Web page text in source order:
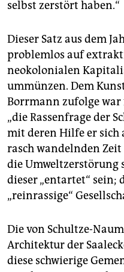
selbst zerstört haben.“
Dieser Satz aus dem
problemlos auf
neokolonialen
ummünzen. Dem
Borrmann zufolge
„die Rassenfrage der
mit deren Hilfe er sich
rasch wandelnden
die Umweltzerstörung
dieser „entartet“ sein;
„reinrassige“
Die von Schultze-
Architektur der
diese schwierige